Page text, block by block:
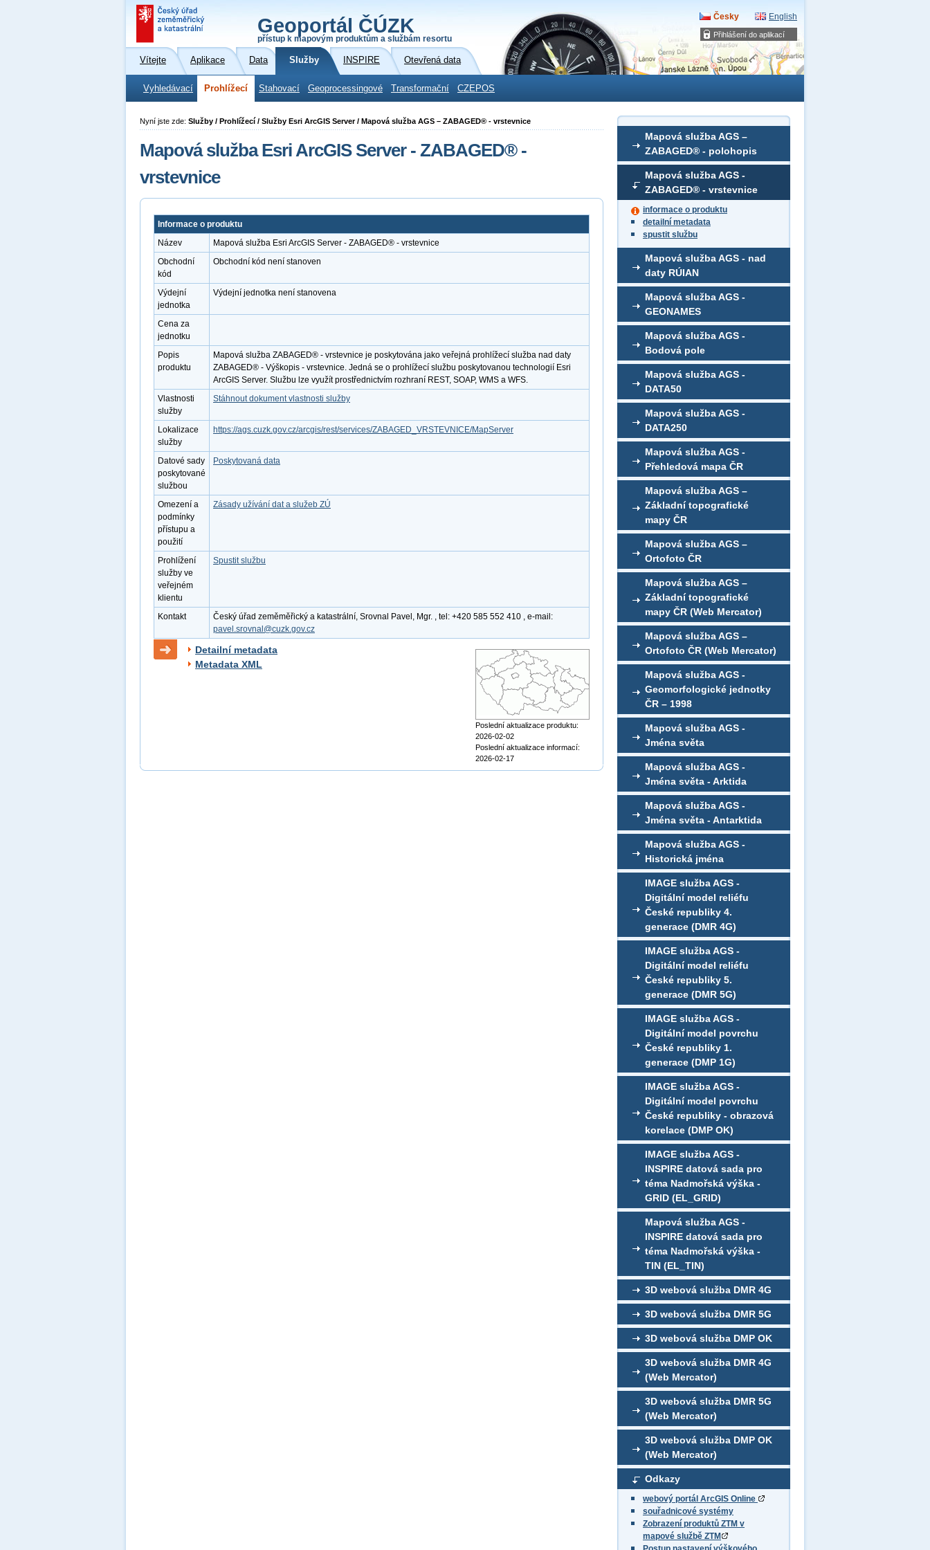
Přihlášení do aplikací
Geoportál ČÚZK
přístup k mapovým produktům a službám resortu
Česky English
Vítejte Aplikace Data Služby INSPIRE Otevřená data
Vyhledávací Prohlížecí Stahovací Geoprocessingové Transformační CZEPOS
Mapová služba AGS –
ZABAGED® - polohopis
Mapová služba AGS -
ZABAGED® - vrstevnice
informace o produktu
detailní metadata
spustit službu
Mapová služba AGS - nad
daty RÚIAN
Mapová služba AGS -
GEONAMES
Mapová služba AGS -
Bodová pole
Mapová služba AGS -
DATA50
Mapová služba AGS -
DATA250
Mapová služba AGS -
Přehledová mapa ČR
Mapová služba AGS –
Základní topografické
mapy ČR
Mapová služba AGS –
Ortofoto ČR
Mapová služba AGS –
Základní topografické
mapy ČR (Web Mercator)
Mapová služba AGS –
Ortofoto ČR (Web Mercator)
Mapová služba AGS -
Geomorfologické jednotky
ČR – 1998
Mapová služba AGS -
Jména světa
Mapová služba AGS -
Jména světa - Arktida
Mapová služba AGS -
Jména světa - Antarktida
Mapová služba AGS -
Historická jména
IMAGE služba AGS -
Digitální model reliéfu
České republiky 4.
generace (DMR 4G)
IMAGE služba AGS -
Digitální model reliéfu
České republiky 5.
generace (DMR 5G)
IMAGE služba AGS -
Digitální model povrchu
České republiky 1.
generace (DMP 1G)
IMAGE služba AGS -
Digitální model povrchu
České republiky - obrazová
korelace (DMP OK)
IMAGE služba AGS -
INSPIRE datová sada pro
téma Nadmořská výška -
GRID (EL_GRID)
Mapová služba AGS -
INSPIRE datová sada pro
téma Nadmořská výška -
TIN (EL_TIN)
3D webová služba DMR 4G
3D webová služba DMR 5G
3D webová služba DMP OK
3D webová služba DMR 4G
(Web Mercator)
3D webová služba DMR 5G
(Web Mercator)
3D webová služba DMP OK
(Web Mercator)
Odkazy
webový portál ArcGIS Online
souřadnicové systémy
Zobrazení produktů ZTM v
mapové službě ZTM
Nyní jste zde: Služby / Prohlížecí / Služby Esri ArcGIS Server / Mapová služba AGS – ZABAGED® - vrstevnice
Mapová služba Esri ArcGIS Server - ZABAGED® -
vrstevnice
Informace o produktu
Název
Mapová služba Esri ArcGIS Server - ZABAGED® - vrstevnice
Obchodní
kód
Obchodní kód není stanoven
Výdejní
jednotka
Výdejní jednotka není stanovena
Cena za
jednotku
Popis
produktu
Mapová služba ZABAGED® - vrstevnice je poskytována jako veřejná prohlížecí služba nad daty
ZABAGED® - Výškopis - vrstevnice. Jedná se o prohlížecí službu poskytovanou technologií Esri
ArcGIS Server. Službu lze využít prostřednictvím rozhraní REST, SOAP, WMS a WFS.
Vlastnosti
služby
Stáhnout dokument vlastnosti služby
Lokalizace
služby
https://ags.cuzk.gov.cz/arcgis/rest/services/ZABAGED_VRSTEVNICE/MapServer
Datové sady
poskytované
službou
Poskytovaná data
Omezení a
podmínky
přístupu a
použití
Zásady užívání dat a služeb ZÚ
Prohlížení
služby ve
veřejném
klientu
Spustit službu
Kontakt
Český úřad zeměměřický a katastrální, Srovnal Pavel, Mgr. , tel: +420 585 552 410 , e-mail:
pavel.srovnal@cuzk.gov.cz
Detailní metadata
Metadata XML
Poslední aktualizace produktu:
2026-02-02
Poslední aktualizace informací:
2026-02-17